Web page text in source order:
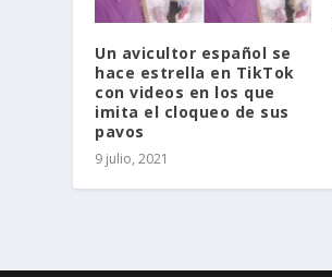
Un avicultor español se
hace estrella en TikTok
con videos en los que
imita el cloqueo de sus
pavos
9 julio, 2021